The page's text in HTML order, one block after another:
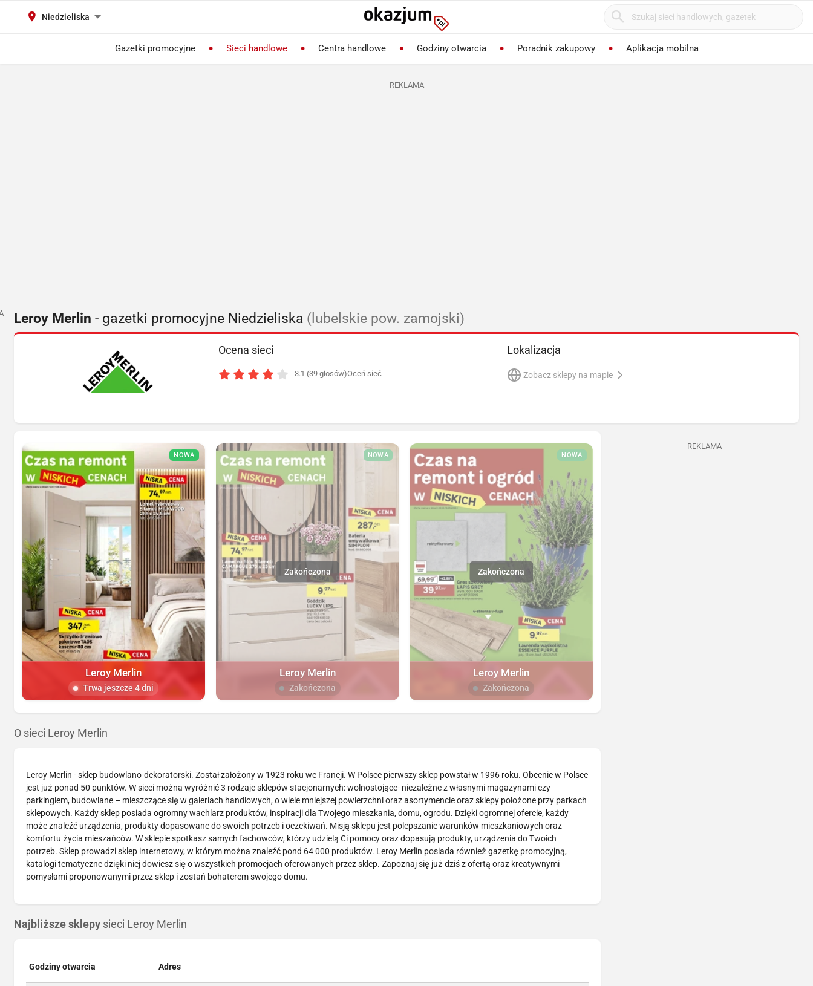
Niedzieliska
Gazetki promocyjne Sieci handlowe Centra handlowe Godziny otwarcia Poradnik zakupowy Aplikacja mobilna
REKLAMA
Leroy Merlin - gazetki promocyjne Niedzieliska (lubelskie pow. zamojski)
Ocena sieci
3.1 (39 głosów)Oceń sieć
Lokalizacja
Zobacz sklepy na mapie
NOWA
Leroy Merlin
Trwa jeszcze 4 dni
NOWA
Leroy Merlin
Zakończona
NOWA
Leroy Merlin
Zakończona
O sieci Leroy Merlin
Leroy Merlin - sklep budowlano-dekoratorski. Został założony w 1923 roku we Francji. W Polsce pierwszy sklep powstał w 1996 roku. Obecnie w Polsce
jest już ponad 50 punktów. W sieci można wyróżnić 3 rodzaje sklepów stacjonarnych: wolnostojące- niezależne z własnymi magazynami czy
parkingiem, budowlane – mieszczące się w galeriach handlowych, o wiele mniejszej powierzchni oraz asortymencie oraz sklepy położone przy parkach
sklepowych. Każdy sklep posiada ogromny wachlarz produktów, inspiracji dla Twojego mieszkania, domu, ogrodu. Dzięki ogromnej ofercie, każdy
może znaleźć urządzenia, produkty dopasowane do swoich potrzeb i oczekiwań. Misją sklepu jest polepszanie warunków mieszkaniowych oraz
komfortu życia mieszańców. W sklepie spotkasz samych fachowców, którzy udzielą Ci pomocy oraz dopasują produkty, urządzenia do Twoich
potrzeb. Sklep prowadzi sklep internetowy, w którym można znaleźć pond 64 000 produktów. Leroy Merlin posiada również gazetkę promocyjną,
katalogi tematyczne dzięki niej dowiesz się o wszystkich promocjach oferowanych przez sklep. Zapoznaj się już dziś z ofertą oraz kreatywnymi
pomysłami proponowanymi przez sklep i zostań bohaterem swojego domu.
Najbliższe sklepy sieci Leroy Merlin
Godziny otwarcia Adres
REKLAMA